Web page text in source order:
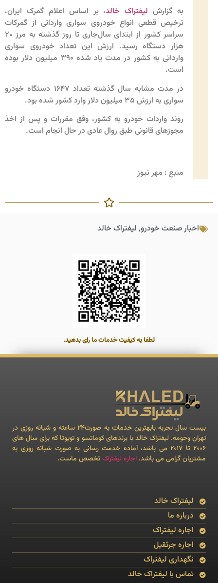
به گزارش لیفتراک خالد، بر اساس اعلام گمرک ایران،
ترخیص قطعی انواع خودروی سواری وارداتی از گمرکات
سراسر کشور از ابتدای سال‌جاری تا روز گذشته به مرز ۲۰
هزار دستگاه رسید. ارزش این تعداد خودروی سواری
وارداتی به کشور در مدت یاد شده ۳۹۰ میلیون دلار بوده
است.
در مدت مشابه سال گذشته تعداد ۱۶۴۷ دستگاه خودرو
سواری به ارزش ۳۵ میلیون دلار وارد کشور شده بود.
روند واردات خودرو به کشور، وفق مقررات و پس از اخذ
مجوزهای قانونی طبق روال عادی در حال انجام است.
منبع : مهر نیوز
اخبار صنعت خودرو, لیفتراک خالد
لطفا به کیفیت خدمات ما رای بدهید.
بیست سال تجربه بابهترین خدمات به صورت24 ساعته و شبانه روزی در
تهران وحومه. لیفتراک خالد با برندهای کوماتسو و تویوتا که برای سال های
۲۰۰۶ تا ۲۰۱۷ می باشد، آماده خدمت رسانی به صورت شبانه روزی به
مشتریان گرامی می باشد. اجاره لیفتراکتخصص ماست.
لیفتراک خالد
درباره ما
اجاره لیفتراک
اجاره جرثقیل
نگهداری لیفتراک
تماس با لیفتراک خالد